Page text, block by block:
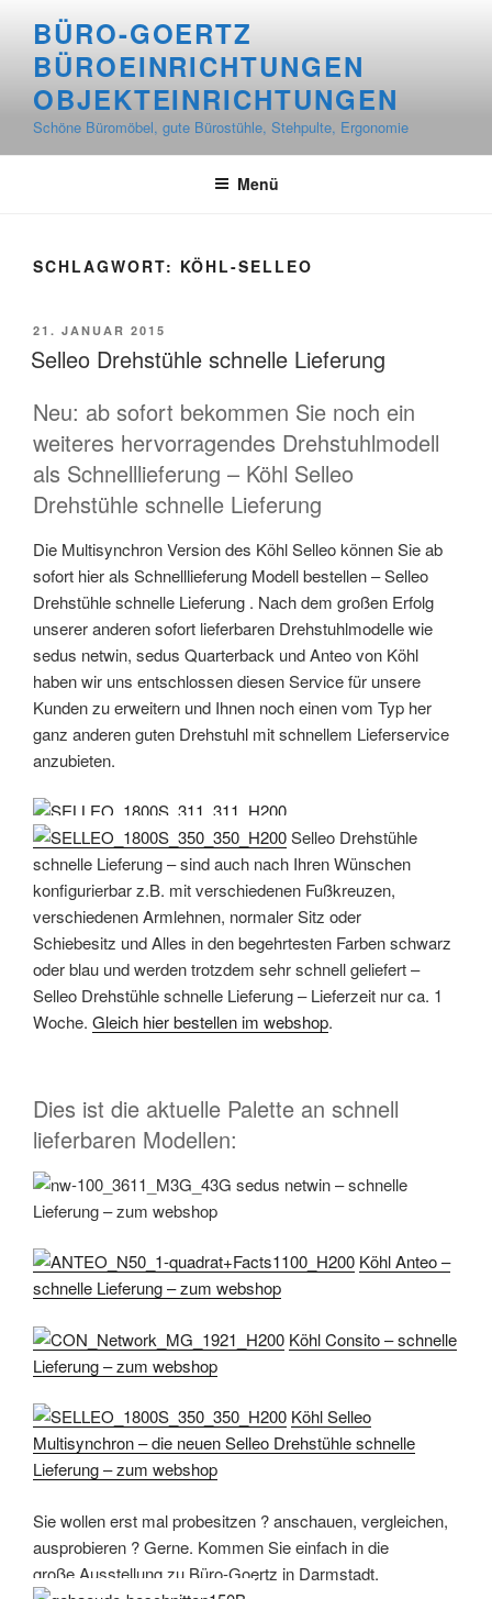
springen
BÜRO-GOERTZ
BÜROEINRICHTUNGEN
OBJEKTEINRICHTUNGEN
Schöne Büromöbel, gute Bürostühle, Stehpulte, Ergonomie
Menü
SCHLAGWORT: KÖHL-SELLEO
VERÖFFENTLICHT
AM
21. JANUAR 2015
Selleo Drehstühle schnelle Lieferung
Neu: ab sofort bekommen Sie noch ein
weiteres hervorragendes Drehstuhlmodell
als Schnelllieferung – Köhl Selleo
Drehstühle schnelle Lieferung
Die Multisynchron Version des Köhl Selleo können Sie ab
sofort hier als Schnelllieferung Modell bestellen – Selleo
Drehstühle schnelle Lieferung . Nach dem großen Erfolg
unserer anderen sofort lieferbaren Drehstuhlmodelle wie
sedus netwin, sedus Quarterback und Anteo von Köhl
haben wir uns entschlossen diesen Service für unsere
Kunden zu erweitern und Ihnen noch einen vom Typ her
ganz anderen guten Drehstuhl mit schnellem Lieferservice
anzubieten.
Selleo Drehstühle
schnelle Lieferung – sind auch nach Ihren Wünschen
konfigurierbar z.B. mit verschiedenen Fußkreuzen,
verschiedenen Armlehnen, normaler Sitz oder
Schiebesitz und Alles in den begehrtesten Farben schwarz
oder blau und werden trotzdem sehr schnell geliefert –
Selleo Drehstühle schnelle Lieferung – Lieferzeit nur ca. 1
Woche. Gleich hier bestellen im webshop.
Dies ist die aktuelle Palette an schnell
lieferbaren Modellen:
sedus netwin – schnelle
Lieferung – zum webshop
Köhl Anteo –
schnelle Lieferung – zum webshop
Köhl Consito – schnelle
Lieferung – zum webshop
Köhl Selleo
Multisynchron – die neuen Selleo Drehstühle schnelle
Lieferung – zum webshop
Sie wollen erst mal probesitzen ? anschauen, vergleichen,
ausprobieren ? Gerne. Kommen Sie einfach in die
große Ausstellung zu Büro-Goertz in Darmstadt.